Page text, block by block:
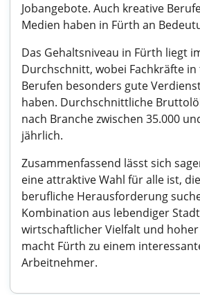
Jobangebote. Auch kreative
Medien haben in Fürth an
Das Gehaltsniveau in Fürth liegt
Durchschnitt, wobei Fachkräfte
Berufen besonders gute
haben. Durchschnittliche
nach Branche zwischen 35.000
jährlich.
Zusammenfassend lässt sich
eine attraktive Wahl für alle ist,
berufliche Herausforderung
Kombination aus lebendiger
wirtschaftlicher Vielfalt und
macht Fürth zu einem
Arbeitnehmer.